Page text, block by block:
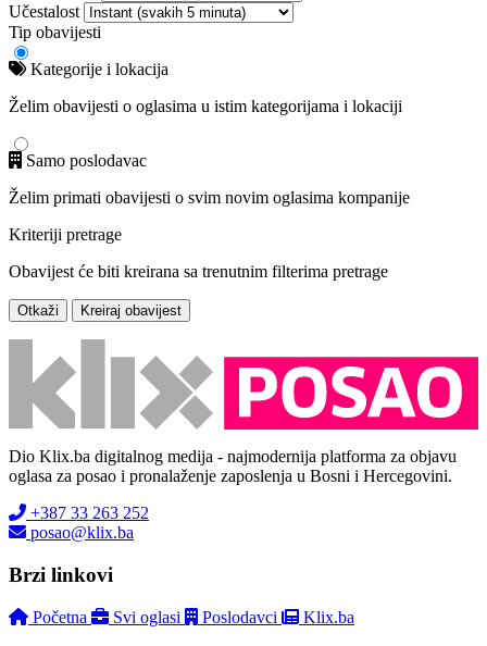
Učestalost
Tip obavijesti
Kategorije i lokacija
Želim obavijesti o oglasima u istim kategorijama i lokaciji
Samo poslodavac
Želim primati obavijesti o svim novim oglasima kompanije
Kriteriji pretrage
Obavijest će biti kreirana sa trenutnim filterima pretrage
Otkaži Kreiraj obavijest
Dio Klix.ba digitalnog medija - najmodernija platforma za objavu
oglasa za posao i pronalaženje zaposlenja u Bosni i Hercegovini.
+387 33 263 252
posao@klix.ba
Brzi linkovi
Početna Svi oglasi Poslodavci Klix.ba